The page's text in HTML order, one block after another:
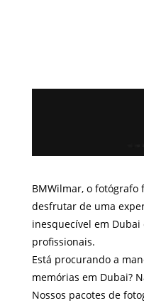
BMWilmar, o fotógrafo
desfrutar de uma
inesquecível em Dubai
profissionais.
Está procurando a
memórias em Dubai?
Nossos pacotes de